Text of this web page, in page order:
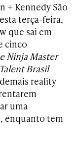
+ Kennedy São
terça-feira,
que sai em
cinco
Ninja Master
Brasil
reality
uma
enquanto tem